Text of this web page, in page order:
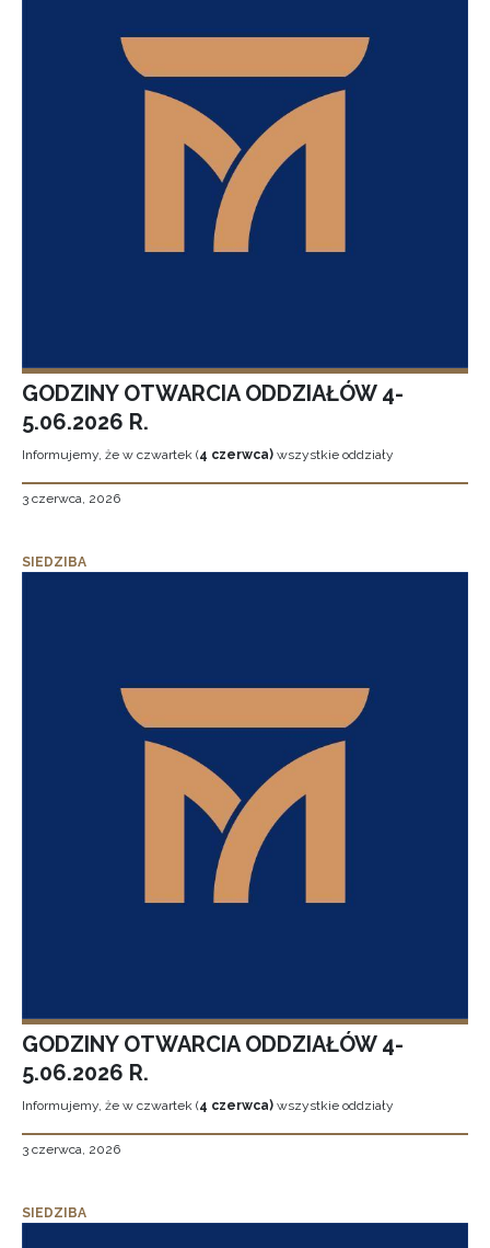
GODZINY OTWARCIA ODDZIAŁÓW 4-
5.06.2026 R.
Informujemy, że w czwartek (4 czerwca) wszystkie oddziały
3 czerwca, 2026
SIEDZIBA
GODZINY OTWARCIA ODDZIAŁÓW 4-
5.06.2026 R.
Informujemy, że w czwartek (4 czerwca) wszystkie oddziały
3 czerwca, 2026
SIEDZIBA